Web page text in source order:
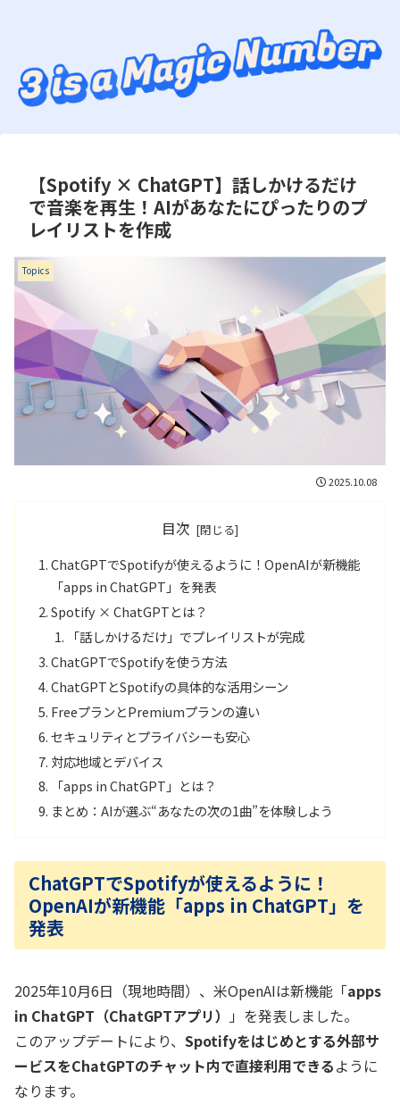
【Spotify × ChatGPT】話しかけるだけ
で音楽を再生！AIがあなたにぴったりのプ
レイリストを作成
Topics
2025.10.08
目次
ChatGPTでSpotifyが使えるように！OpenAIが新機能
「apps in ChatGPT」を発表
Spotify × ChatGPTとは？
「話しかけるだけ」でプレイリストが完成
ChatGPTでSpotifyを使う方法
ChatGPTとSpotifyの具体的な活用シーン
FreeプランとPremiumプランの違い
セキュリティとプライバシーも安心
対応地域とデバイス
「apps in ChatGPT」とは？
まとめ：AIが選ぶ“あなたの次の1曲”を体験しよう
ChatGPTでSpotifyが使えるように！
OpenAIが新機能「apps in ChatGPT」を
発表
2025年10月6日（現地時間）、米OpenAIは新機能「apps
in ChatGPT（ChatGPTアプリ）
」を発表しました。
このアップデートにより、 Spotifyをはじめとする外部サ
ービスをChatGPTのチャット内で直接利用できるように
なります。